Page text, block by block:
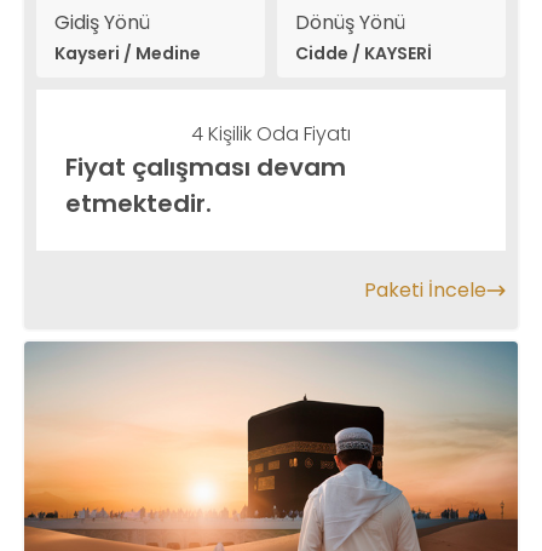
Gidiş Yönü
Kayseri / Medine
Dönüş Yönü
Cidde / KAYSERİ
4 Kişilik Oda Fiyatı
Fiyat çalışması devam
etmektedir.
Paketi İncele